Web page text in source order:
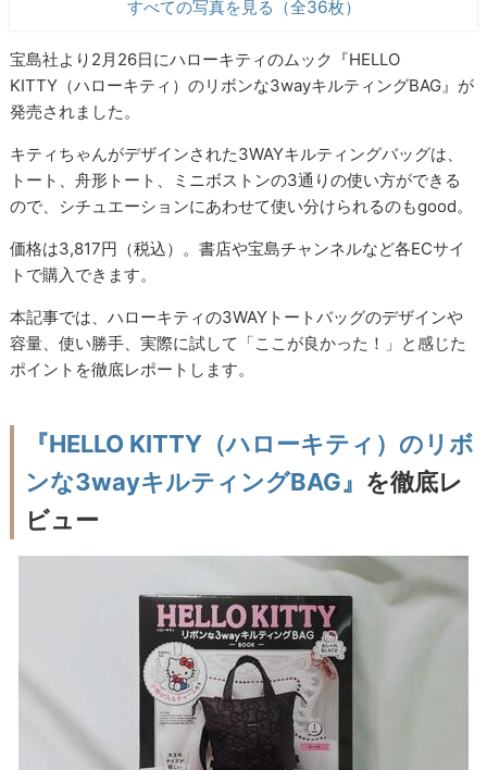
すべての写真を見る（全36枚）
宝島社より2月26日にハローキティのムック『HELLO
KITTY（ハローキティ）のリボンな3wayキルティングBAG』が
発売されました。
キティちゃんがデザインされた3WAYキルティングバッグは、
トート、舟形トート、ミニボストンの3通りの使い方ができる
ので、シチュエーションにあわせて使い分けられるのもgood。
価格は3,817円（税込）。書店や宝島チャンネルなど各ECサイ
トで購入できます。
本記事では、ハローキティの3WAYトートバッグのデザインや
容量、使い勝手、実際に試して「ここが良かった！」と感じた
ポイントを徹底レポートします。
『HELLO KITTY（ハローキティ）のリボ
ンな3wayキルティングBAG』 を徹底レ
ビュー